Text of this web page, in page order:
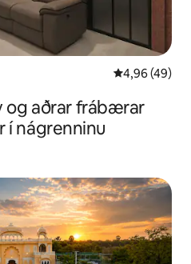
4,96 af 5 í
4,96 (49)
og aðrar frábærar
í nágrenninu